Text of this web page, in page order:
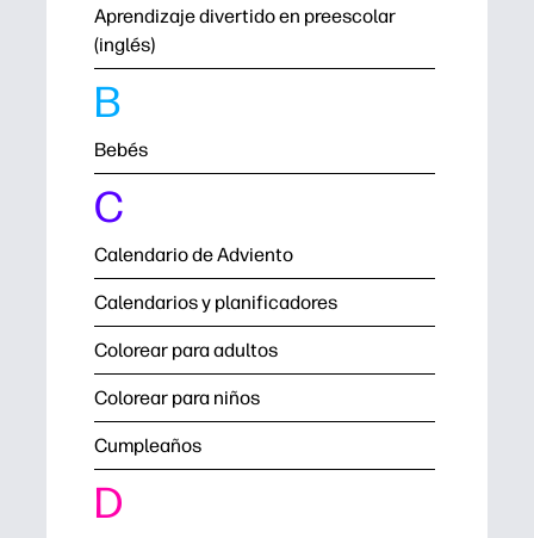
Aprendizaje divertido en preescolar
(inglés)
B
Bebés
C
Calendario de Adviento
Calendarios y planificadores
Colorear para adultos
Colorear para niños
Cumpleaños
D